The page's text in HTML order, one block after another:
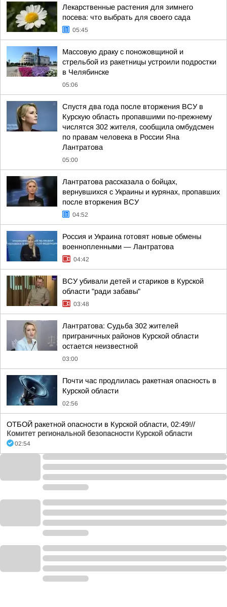
Лекарственные растения для зимнего
посева: что выбрать для своего сада
05:45
Массовую драку с поножовщиной и
стрельбой из ракетницы устроили подростки
в Челябинске
05:06
Спустя два года после вторжения ВСУ в
Курскую область пропавшими по-прежнему
числятся 302 жителя, сообщила омбудсмен
по правам человека в России Яна
Лантратова
05:00
Лантратова рассказала о бойцах,
вернувшихся с Украины и курянах, пропавших
после вторжения ВСУ
04:52
Россия и Украина готовят новые обмены
военнопленными — Лантратова
04:42
ВСУ убивали детей и стариков в Курской
области "ради забавы"
03:48
Лантратова: Судьба 302 жителей
приграничных районов Курской области
остается неизвестной
03:00
Почти час продлилась ракетная опасность в
Курской области
02:56
ОТБОЙ ракетной опасности в Курской области, 02:49!//
Комитет региональной безопасности Курской области
02:54